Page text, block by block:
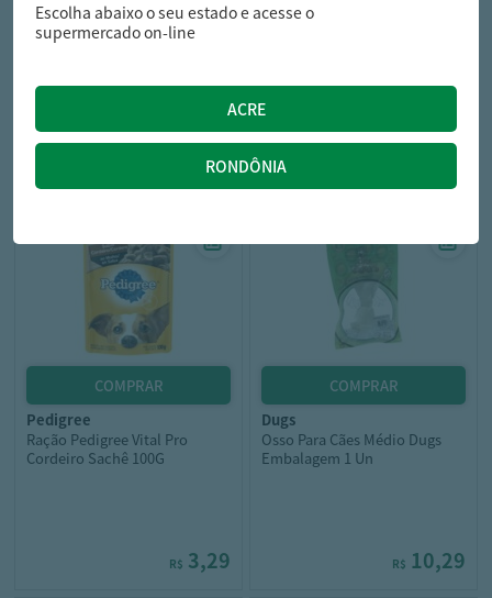
pro omega
Ração Ad Pro Omega Raça
29,99
pedigree
Ração Pedigree Vital Pro
Cordeiro Sachê 100G
R$ 3,29
dugs
Osso Para Cães Médio Dugs
Embalagem 1 Un
R$ 10,29
Escolha abaixo o seu estado e acesse o
supermercado on-line